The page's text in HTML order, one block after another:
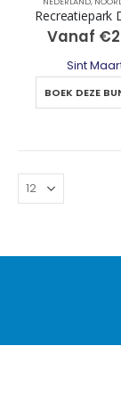
Recreatiepark
Vanaf €
Sint
BOEK DEZE